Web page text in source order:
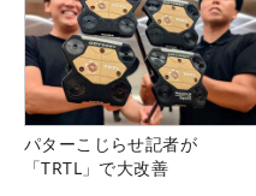
パターこじらせ記者が
「TRTL」で大改善